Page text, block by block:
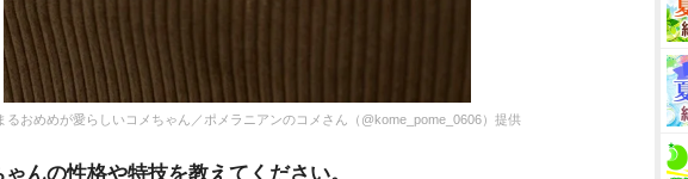
るおめめが愛らしいコメちゃん／ポメラニアンのコメさん（@kome_pome_0606）提供
んの性格や特技を教えてください。